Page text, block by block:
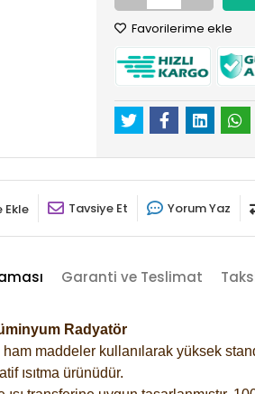
Favorilerime ekle
Ekle Tavsiye Et Yorum Yaz
Garanti ve Teslimat
Radyatör
maddeler kullanılarak yüksek
ısıtma ürünüdür.